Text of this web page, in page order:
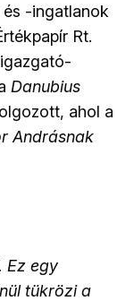
-ingatlanok
Rt.
Danubius
ahol a
Andrásnak
Ez egy
tükrözi a